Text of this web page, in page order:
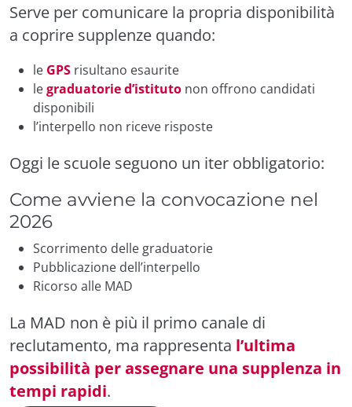
Serve per comunicare la propria disponibilità
a coprire supplenze quando:
le GPS risultano esaurite
legraduatorie d’istituto non offrono candidati
disponibili
l’interpello non riceve risposte
Oggi le scuole seguono un iter obbligatorio:
Come avviene la convocazione nel
2026
Scorrimento delle graduatorie
Pubblicazione dell’interpello
Ricorso alle MAD
La MAD non è più il primo canale di
reclutamento, ma rappresenta l’ultima
possibilità per assegnare una supplenza in
tempi rapidi.